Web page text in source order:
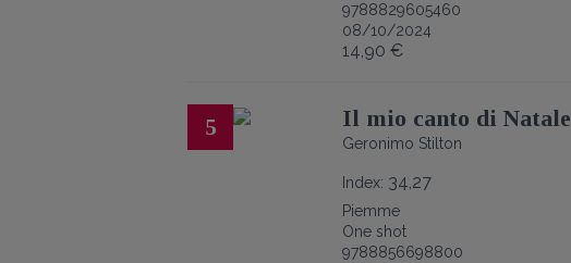
9788829605460
08/10/2024
14,90 €
5 Il mio canto di Natale
Geronimo Stilton
Index: 34,27
Piemme
One shot
9788856698800